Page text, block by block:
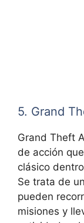
5. Grand
Grand Theft
de acción
clásico
Se trata de
pueden
misiones y